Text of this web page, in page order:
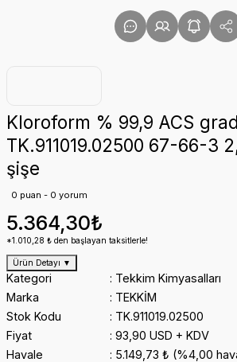
Kloroform % 99,9 ACS
TK.911019.02500 67-66-3
şişe
0 puan - 0 yorum
5.364,30₺
*1.010,28 ₺ den başlayan taksitlerle!
Ürün Detayı ▼
Kategori
Tekkim Kimyasalları
Marka
TEKKİM
Stok Kodu
TK.911019.02500
Fiyat
93,90 USD + KDV
Havale
5.149,73 ₺ (%4,00